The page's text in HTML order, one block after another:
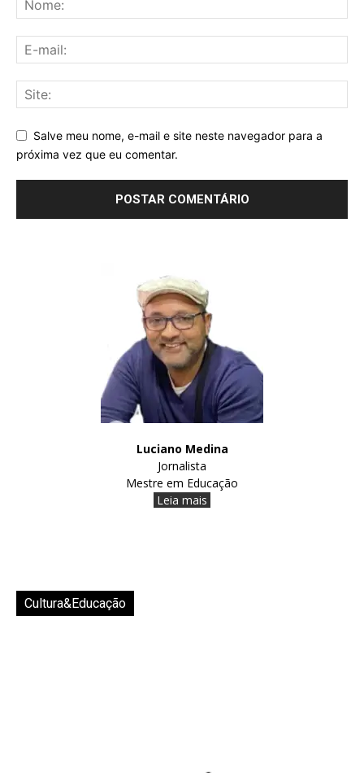
Salve meu nome, e-mail e site neste navegador para a
próxima vez que eu comentar.
Luciano Medina
Jornalista
Mestre em Educação
Leia mais
Cultura&Educação